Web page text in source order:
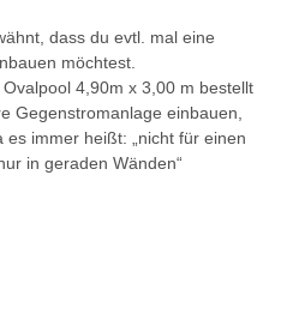
dass du evtl. mal eine
möchtest.
4,90m x 3,00 m bestellt
Gegenstromanlage einbauen,
immer heißt: „nicht für einen
in geraden Wänden“